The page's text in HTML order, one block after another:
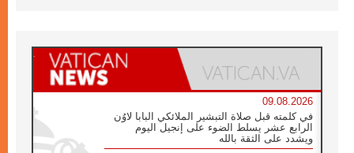
09.08.2026
في كلمته قبل صلاة التبشير الملائكي البابا لاوُن
الرابع عشر يسلط الضوء على إنجيل اليوم
ويشدد على الثقة بالله